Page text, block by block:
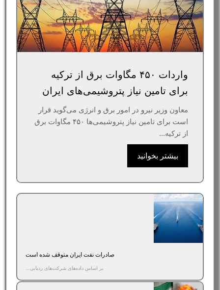
واردات ۴۵۰ مگاوات برق از ترکیه
برای تامین نیاز پتروشیمی‌های ایران
معاون وزیر نیرو در امور برق و انرژی می‌گوید قرار
است برای تامین نیاز پتروشیمی‌ها ۴۵۰ مگاوات برق
از ترکیه...
بیشتر بخوانید
صادرات نفت ایران متوقف شده است
بر اساس داده‌های شرکت‌های ردیابی...